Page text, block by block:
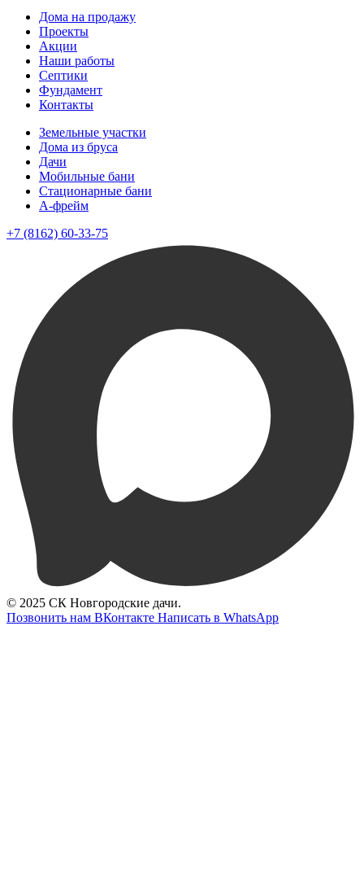
Дома на продажу
Проекты
Акции
Наши работы
Септики
Фундамент
Контакты
Земельные участки
Дома из бруса
Дачи
Мобильные бани
Стационарные бани
A-фрейм
+7 (8162) 60-33-75
© 2025 СК Новгородские дачи.
Позвонить нам ВКонтакте Написать в WhatsApp